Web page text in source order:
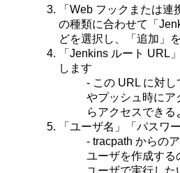
「Web フックまたは
の種類に合わせて「
どを選択し、「追加」
「Jenkins ルート URL
します
- この URL に対し
やプッシュ時にア
らアクセスできる
「ユーザ名」「パスワ
- tracpath からの
ユーザを作成する